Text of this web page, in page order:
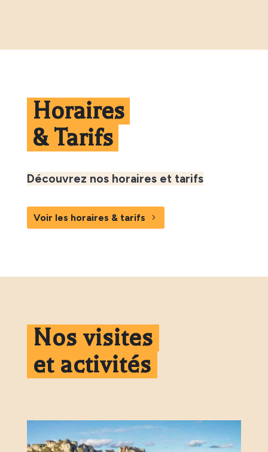
Horaires
& Tarifs
Découvrez nos horaires et tarifs
Voir les horaires & tarifs
Nos visites
et activités